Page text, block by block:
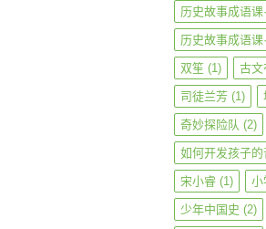
历史故事成语课
历史故事成语课
双笙(1) 古文
司徒兰芳(1)
奇妙探险队 (2)
如何开发孩子的
宋小睿(1) 小
少年中国史 (2)